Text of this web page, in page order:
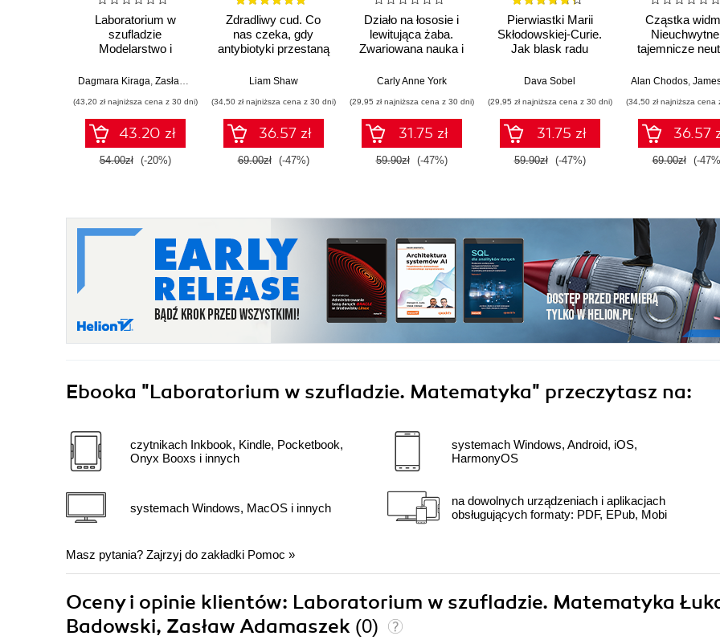
Laboratorium w
szufladzie
Modelarstwo i
Dagmara Kiraga, Zasław Adamaszek
(43,20 zł najniższa cena z 30 dni)
43.20 zł
54.00zł (-20%)
Zdradliwy cud. Co
nas czeka, gdy
antybiotyki przestaną
Liam Shaw
(34,50 zł najniższa cena z 30 dni)
36.57 zł
69.00zł (-47%)
Działo na łososie i
lewitująca żaba.
Zwariowana nauka i
odkrycia
Carly Anne York
(29,95 zł najniższa cena z 30 dni)
31.75 zł
59.90zł (-47%)
Pierwiastki Marii
Skłodowskiej-Curie.
Jak blask radu
kobietom w świecie
Dava Sobel
(29,95 zł najniższa cena z 30 dni)
31.75 zł
59.90zł (-47%)
Cząstka
tajemnicze
Alan Chodos, James
(34,50 zł najniższa cena
36.57
69.00zł (-
Ebooka "Laboratorium w szufladzie. Matematyka" przeczytasz na:
czytnikach Inkbook, Kindle, Pocketbook,
Onyx Booxs i innych
systemach Windows, MacOS i innych
systemach Windows, Android, iOS,
HarmonyOS
na dowolnych urządzeniach i aplikacjach
obsługujących formaty: PDF, EPub, Mobi
Masz pytania? Zajrzyj do zakładki Pomoc »
Oceny i opinie klientów: Laboratorium w szufladzie. Matematyka
Badowski, Zasław Adamaszek (0)